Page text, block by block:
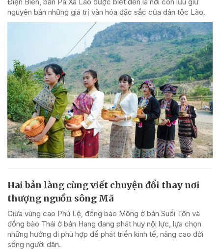
nguyên bản những giá trị văn hóa đặc sắc của dân tộc Lào.
Hai bản làng cùng viết chuyện đổi thay nơi
thượng nguồn sông Mã
Giữa vùng cao Phú Lệ, đồng bào Mông ở bản Suối Tôn và
đồng bào Thái ở bản Hang đang phát huy nội lực, lựa chọn
những hướng đi phù hợp để phát triển kinh tế, nâng cao đời
sống người dân.